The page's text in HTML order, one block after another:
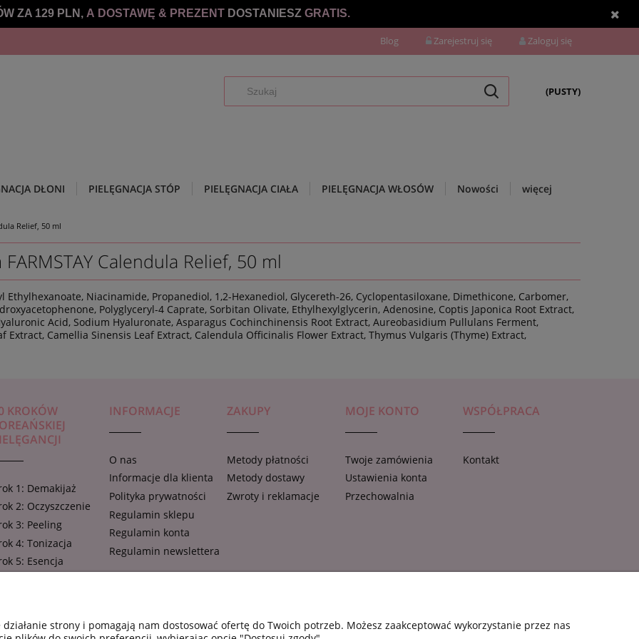
ZA 129 PLN, A DOSTAWĘ & PREZENT DOSTANIESZ GRATIS.
Blog Zarejestruj się Zaloguj się
(PUSTY)
DŁONI PIELĘGNACJA STÓP PIELĘGNACJA CIAŁA PIELĘGNACJA WŁOSÓW Nowości więcej
Relief, 50 ml
Calendula Relief, 50 ml
Ethylhexanoate, Niacinamide, Propanediol, 1,2-Hexanediol, Glycereth-26, Cyclopentasiloxane, Dimethicone, Carbomer,
Polyglyceryl-4 Caprate, Sorbitan Olivate, Ethylhexylglycerin, Adenosine, Coptis Japonica Root Extract,
Acid, Sodium Hyaluronate, Asparagus Cochinchinensis Root Extract, Aureobasidium Pullulans Ferment,
Camellia Sinensis Leaf Extract, Calendula Officinalis Flower Extract, Thymus Vulgaris (Thyme) Extract,
KROKÓW
1: Demakijaż
2: Oczyszczenie
3: Peeling
4: Tonizacja
5: Esencja
INFORMACJE
O nas
Informacje dla klienta
Polityka prywatności
Regulamin sklepu
Regulamin konta
Regulamin newslettera
ZAKUPY
Metody płatności
Metody dostawy
Zwroty i reklamacje
MOJE KONTO
Twoje zamówienia
Ustawienia konta
Przechowalnia
WSPÓŁPRACA
Kontakt
strony i pomagają nam dostosować ofertę do Twoich potrzeb. Możesz zaakceptować wykorzystanie przez nas